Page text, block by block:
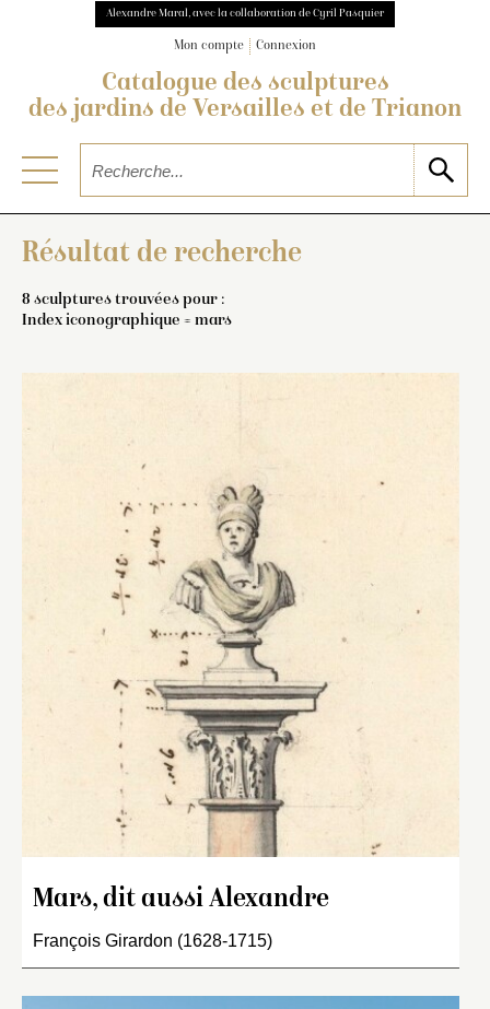
Alexandre Maral, avec la collaboration de Cyril Pasquier
Mon compte Connexion
Catalogue des sculptures
des jardins de Versailles et de Trianon
Résultat de recherche
8 sculptures trouvées pour :
Index iconographique = mars
Mars, dit aussi Alexandre
François Girardon (1628-1715)